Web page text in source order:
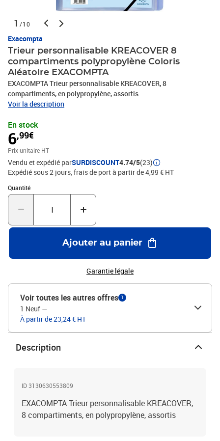
1 /10
Exacompta
Trieur personnalisable KREACOVER 8
compartiments polypropylène Coloris
Aléatoire EXACOMPTA
EXACOMPTA Trieur personnalisable KREACOVER, 8
compartiments, en polypropylène, assortis
Voir la description
En stock
6,99€
Prix unitaire HT
Vendu et expédié parSURDISCOUNT4.74/5(23)
Expédié sous 2 jours, frais de port à partir de 4,99 € HT
Quantité
Quantité : 1
Ajouter au panier
Garantie légale
Voir toutes les autres offres 1
1 Neuf —
À partir de 23,24 € HT
Description
ID 3130630553809
EXACOMPTA Trieur personnalisable KREACOVER,
8 compartiments, en polypropylène, assortis